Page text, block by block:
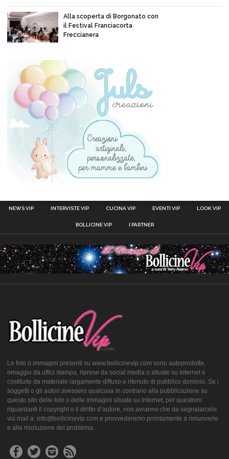
Alla scoperta di Borgonato con
il Festival Franciacorta
Freccianera
NEWS VIP INTERVISTE VIP CUCINA VIP EVENTI VIP LOOK VIP
BOLLICINE VIP I PARTNER
Le foto o immagini presenti su www.bollicinevip.com sono autoprodotte,
omaggio da uffici stampa, riprese da social media o situate su internet e
costituite da materiale largamente diffuso e ritenuto di pubblico dominio. Se i
soggetti o gli autori avessero qualcosa in contrario alla pubblicazione su
questo sito delle foto o delle immagini situate su Internet, per questioni
riguardanti il copyright o il diritto d’autore, non avranno che da segnalarcelo
via mail a: info@bollicinevip.com e provvederemo prontamente a rimuoverle
e alla risoluzione del problema.